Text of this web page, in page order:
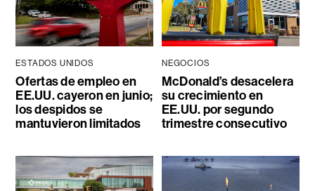
ESTADOS UNIDOS
Ofertas de empleo en
EE.UU. cayeron en junio;
los despidos se
mantuvieron limitados
NEGOCIOS
McDonald’s desacelera
su crecimiento en
EE.UU. por segundo
trimestre consecutivo